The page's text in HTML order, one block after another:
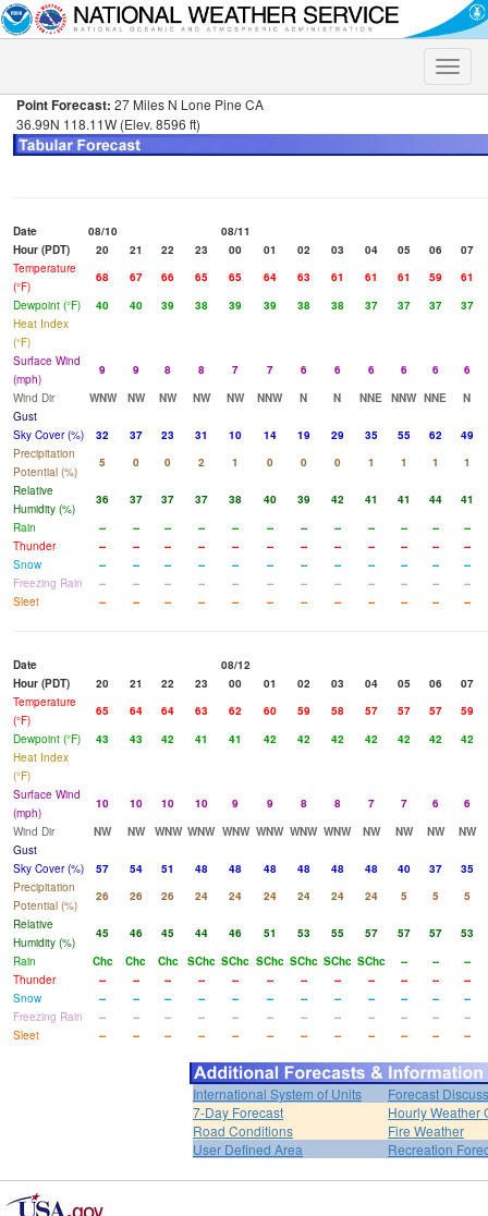
Toggle
Point Forecast: 27 Miles N Lone Pine CA
36.99N 118.11W (Elev. 8596 ft)
Date 08/10
08/11
Hour (PDT)
20 21 22 23 00 01 02 03 04 05 06
07
Temperature
(°F)
68 67 66 65 65 64 63 61 61 61 59
61
Dewpoint (°F)
40 40 39 38 39 39 38 38 37 37 37
37
Heat Index
(°F)
Surface Wind
(mph)
9 9 8 8 7 7 6 6 6 6 6
6
Wind Dir
WNW NW NW NW NW NNW N N NNE NNW NNE
N
Gust
Sky Cover (%)
32 37 23 31 10 14 19 29 35 55 62
49
Precipitation
Potential (%)
5 0 0 2 1 0 0 0 1 1 1
1
Relative
Humidity (%)
36 37 37 37 38 40 39 42 41 41 44
41
Rain
-- -- -- -- -- -- -- -- -- -- --
--
Thunder
-- -- -- -- -- -- -- -- -- -- --
--
Snow
-- -- -- -- -- -- -- -- -- -- --
--
Freezing Rain
-- -- -- -- -- -- -- -- -- -- --
--
Sleet
-- -- -- -- -- -- -- -- -- -- -- --
Date
08/12
Hour (PDT)
20 21 22 23 00 01 02 03 04 05 06
07
Temperature
(°F)
65 64 64 63 62 60 59 58 57 57 57
59
Dewpoint (°F)
43 43 42 41 41 42 42 42 42 42 42
42
Heat Index
(°F)
Surface Wind
(mph)
10 10 10 10 9 9 8 8 7 7 6
6
Wind Dir
NW NW WNW WNW WNW WNW WNW WNW NW NW NW
NW
Gust
Sky Cover (%)
57 54 51 48 48 48 48 48 48 40 37
35
Precipitation
Potential (%)
26 26 26 24 24 24 24 24 24 5 5
5
Relative
Humidity (%)
45 46 45 44 46 51 53 55 57 57 57
53
Rain
Chc Chc Chc SChc SChc SChc SChc SChc SChc -- --
--
Thunder
-- -- -- -- -- -- -- -- -- -- --
--
Snow
-- -- -- -- -- -- -- -- -- -- --
--
Freezing Rain
-- -- -- -- -- -- -- -- -- -- --
--
Sleet
-- -- -- -- -- -- -- -- -- -- -- --
International System of Units
Forecast
7-Day Forecast
Hourly Weather
Road Conditions
Fire Weather
User Defined Area
Recreation